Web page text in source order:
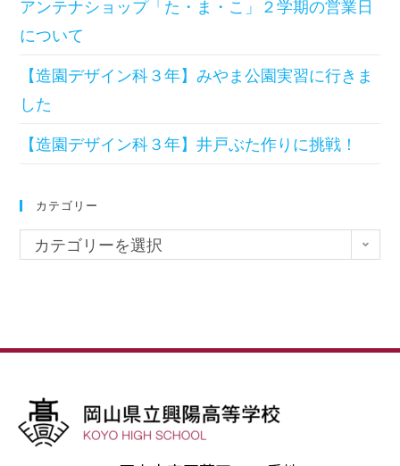
アンテナショップ「た・ま・こ」２学期の営業日
について
【造園デザイン科３年】みやま公園実習に行きま
した
【造園デザイン科３年】井戸ぶた作りに挑戦！
カテゴリー
カテゴリーを選択